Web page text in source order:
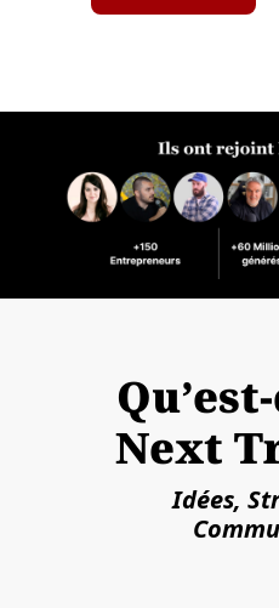
Next
Idées, Stratégies,